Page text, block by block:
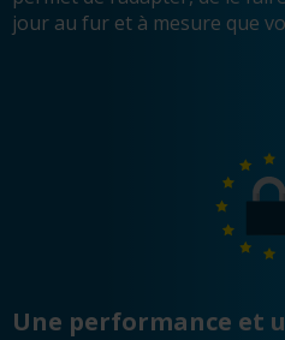
jour au fur et à mesure que
Une performance et